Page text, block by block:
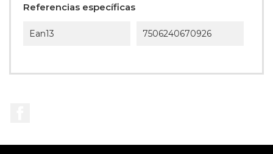
Referencias específicas
Ean13 7506240670926